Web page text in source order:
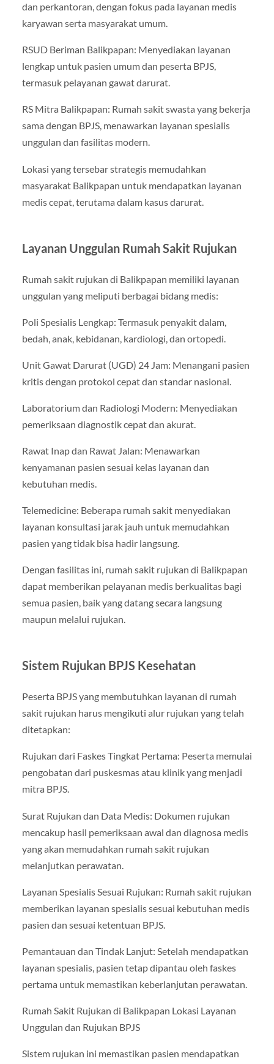
dan perkantoran, dengan fokus pada layanan medis
karyawan serta masyarakat umum.
RSUD Beriman Balikpapan: Menyediakan layanan
lengkap untuk pasien umum dan peserta BPJS,
termasuk pelayanan gawat darurat.
RS Mitra Balikpapan: Rumah sakit swasta yang bekerja
sama dengan BPJS, menawarkan layanan spesialis
unggulan dan fasilitas modern.
Lokasi yang tersebar strategis memudahkan
masyarakat Balikpapan untuk mendapatkan layanan
medis cepat, terutama dalam kasus darurat.
Layanan Unggulan Rumah Sakit Rujukan
Rumah sakit rujukan di Balikpapan memiliki layanan
unggulan yang meliputi berbagai bidang medis:
Poli Spesialis Lengkap: Termasuk penyakit dalam,
bedah, anak, kebidanan, kardiologi, dan ortopedi.
Unit Gawat Darurat (UGD) 24 Jam: Menangani pasien
kritis dengan protokol cepat dan standar nasional.
Laboratorium dan Radiologi Modern: Menyediakan
pemeriksaan diagnostik cepat dan akurat.
Rawat Inap dan Rawat Jalan: Menawarkan
kenyamanan pasien sesuai kelas layanan dan
kebutuhan medis.
Telemedicine: Beberapa rumah sakit menyediakan
layanan konsultasi jarak jauh untuk memudahkan
pasien yang tidak bisa hadir langsung.
Dengan fasilitas ini, rumah sakit rujukan di Balikpapan
dapat memberikan pelayanan medis berkualitas bagi
semua pasien, baik yang datang secara langsung
maupun melalui rujukan.
Sistem Rujukan BPJS Kesehatan
Peserta BPJS yang membutuhkan layanan di rumah
sakit rujukan harus mengikuti alur rujukan yang telah
ditetapkan:
Rujukan dari Faskes Tingkat Pertama: Peserta memulai
pengobatan dari puskesmas atau klinik yang menjadi
mitra BPJS.
Surat Rujukan dan Data Medis: Dokumen rujukan
mencakup hasil pemeriksaan awal dan diagnosa medis
yang akan memudahkan rumah sakit rujukan
melanjutkan perawatan.
Layanan Spesialis Sesuai Rujukan: Rumah sakit rujukan
memberikan layanan spesialis sesuai kebutuhan medis
pasien dan sesuai ketentuan BPJS.
Pemantauan dan Tindak Lanjut: Setelah mendapatkan
layanan spesialis, pasien tetap dipantau oleh faskes
pertama untuk memastikan keberlanjutan perawatan.
Rumah Sakit Rujukan di Balikpapan Lokasi Layanan
Unggulan dan Rujukan BPJS
Sistem rujukan ini memastikan pasien mendapatkan